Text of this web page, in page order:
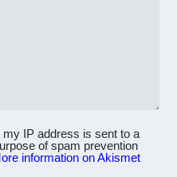
IP address is sent to a
of spam prevention
information on Akismet